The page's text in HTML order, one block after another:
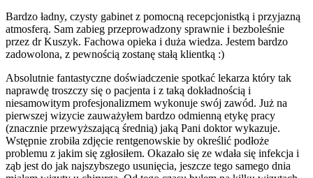
Bardzo ładny, czysty gabinet z pomocną recepcjonistką i przyjazną
atmosferą. Sam zabieg przeprowadzony sprawnie i bezboleśnie
przez dr Kuszyk. Fachowa opieka i duża wiedza. Jestem bardzo
zadowolona, z pewnością zostanę stałą klientką :)
Absolutnie fantastyczne doświadczenie spotkać lekarza który tak
naprawdę troszczy się o pacjenta i z taką dokładnością i
niesamowitym profesjonalizmem wykonuje swój zawód. Już na
pierwszej wizycie zauważyłem bardzo odmienną etykę pracy
(znacznie przewyższającą średnią) jaką Pani doktor wykazuje.
Wstępnie zrobiła zdjęcie rentgenowskie by określić podłoże
problemu z jakim się zgłosiłem. Okazało się ze wdała się infekcja i
ząb jest do jak najszybszego usunięcia, jeszcze tego samego dnia